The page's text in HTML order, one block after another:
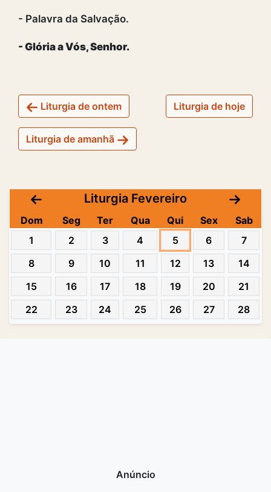
- Palavra da Salvação.
- Glória a Vós, Senhor.
Liturgia de ontem Liturgia de hoje
Liturgia de amanhã
Liturgia Fevereiro
Dom Seg Ter Qua Qui Sex
Sab
1
2 3 4 5 6
7
8
9 10 11 12 13
14
15
16 17 18 19 20
21
22
23 24 25 26 27 28